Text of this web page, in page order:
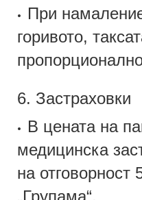
•
При
горивото,
6. Застраховки
•
В цената на
медицинска
на
„Групама“.